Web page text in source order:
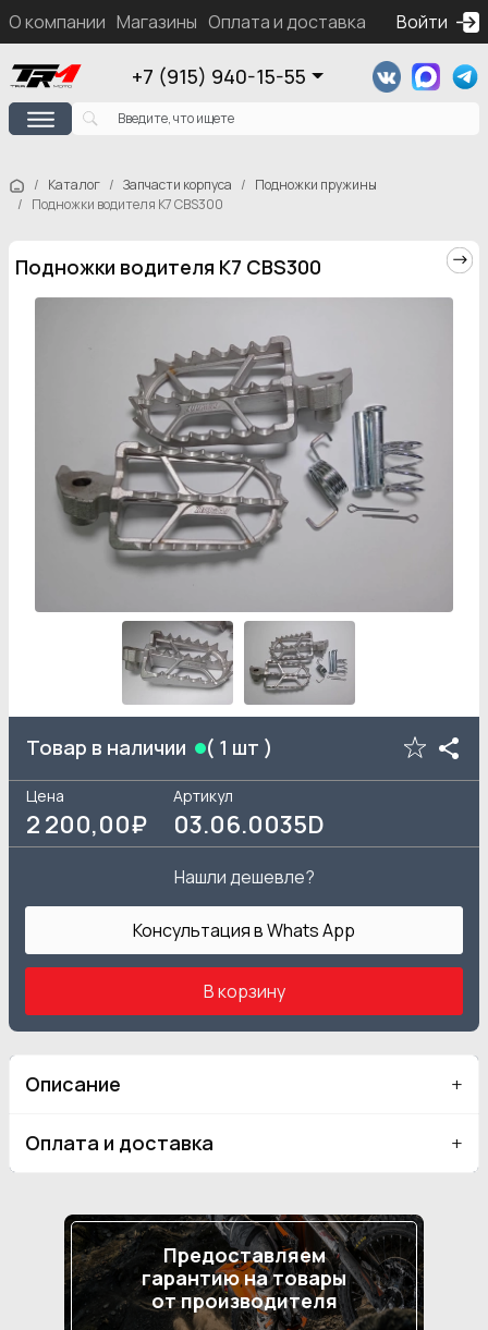
О компании Магазины Оплата и доставка Контакты
Войти
+7 (915) 940-15-55
Каталог Запчасти корпуса
Подножки пружины
Подножки водителя K7 CBS300
Подножки водителя K7 CBS300
Товар в наличии ( 1 шт )
Цена
2 200,00₽
Артикул
03.06.0035D
Нашли дешевле?
Консультация в Whats App
В корзину
Описание
Оплата и доставка
Предоставляем
гарантию на товары
от производителя